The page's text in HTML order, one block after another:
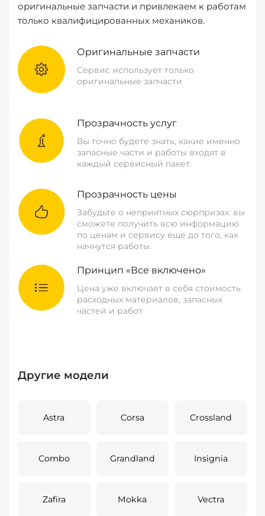
оригинальные запчасти и привлекаем к работам
только квалифицированных механиков.
Оригинальные запчасти
Сервис использует только
оригинальные запчасти
Прозрачность услуг
Вы точно будете знать, какие именно
запасные части и работы входят в
каждый сервисный пакет.
Прозрачность цены
Забудьте о неприятных сюрпризах: вы
сможете получить всю информацию
по ценам и сервису еще до того, как
начнутся работы.
Принцип «Все включено»
Цена уже включает в себя стоимость
расходных материалов, запасных
частей и работ.
Другие модели
Astra Corsa Crossland
Combo Grandland Insignia
Zafira Mokka Vectra